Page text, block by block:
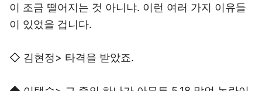
이 조금 떨어지는 것 아니냐. 이런 여러 가지 이유들
이 있었을 겁니다.
◇ 김현정> 타격을 받았죠.